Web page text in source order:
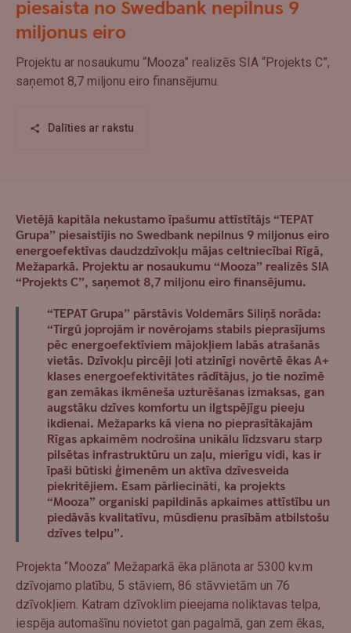
piesaista no Swedbank nepilnus 9
miljonus eiro
Projektu ar nosaukumu “Mooza” realizēs SIA “Projekts C”,
saņemot 8,7 miljonu eiro finansējumu.
Dalīties ar rakstu
Vietējā kapitāla nekustamo īpašumu attīstītājs “TEPAT
Grupa” piesaistījis no Swedbank nepilnus 9 miljonus eiro
energoefektīvas daudzdzīvokļu mājas celtniecībai Rīgā,
Mežaparkā. Projektu ar nosaukumu “Mooza” realizēs SIA
“Projekts C”, saņemot 8,7 miljonu eiro finansējumu.
“TEPAT Grupa” pārstāvis Voldemārs Siliņš norāda:
“Tirgū joprojām ir novērojams stabils pieprasījums
pēc energoefektīviem mājokļiem labās atrašanās
vietās. Dzīvokļu pircēji ļoti atzinīgi novērtē ēkas A+
klases energoefektivitātes rādītājus, jo tie nozīmē
gan zemākas ikmēneša uzturēšanas izmaksas, gan
augstāku dzīves komfortu un ilgtspējīgu pieeju
ikdienai. Mežaparks kā viena no pieprasītākajām
Rīgas apkaimēm nodrošina unikālu līdzsvaru starp
pilsētas infrastruktūru un zaļu, mierīgu vidi, kas ir
īpaši būtiski ģimenēm un aktīva dzīvesveida
piekritējiem. Esam pārliecināti, ka projekts
“Mooza” organiski papildinās apkaimes attīstību un
piedāvās kvalitatīvu, mūsdienu prasībām atbilstošu
dzīves telpu”.
Projekta “Mooza” Mežaparkā ēka plānota ar 5300 kv.m
dzīvojamo platību, 5 stāviem, 86 stāvvietām un 76
dzīvokļiem. Katram dzīvoklim pieejama noliktavas telpa,
iespēja automašīnu novietot gan pagalmā, gan zem ēkas,